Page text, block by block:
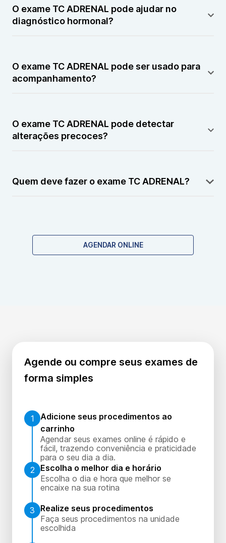
indicando se têm características benignas ou
suspeitas, auxiliando na decisão clínica.
O exame TC ADRENAL pode ajudar no
diagnóstico hormonal?
hormonais ao identificar alterações estruturais
relacionadas a produção anormal de hormônios.
O exame TC ADRENAL pode ser usado para
acompanhamento?
monitorar a evolução de lesões já identificadas,
avaliando crescimento ou estabilidade.
O exame TC ADRENAL pode detectar
alterações precoces?
em fases iniciais, antes do aparecimento de sintomas.
Quem deve fazer o exame TC ADRENAL?
achados em exames anteriores.
AGENDAR ONLINE
Agende ou compre seus exames de
forma simples
1
Adicione seus procedimentos ao
carrinho
Agendar seus exames online é rápido e
fácil, trazendo conveniência e praticidade
para o seu dia a dia.
2
Escolha o melhor dia e horário
Escolha o dia e hora que melhor se
encaixe na sua rotina
3
Realize seus procedimentos
Faça seus procedimentos na unidade
escolhida